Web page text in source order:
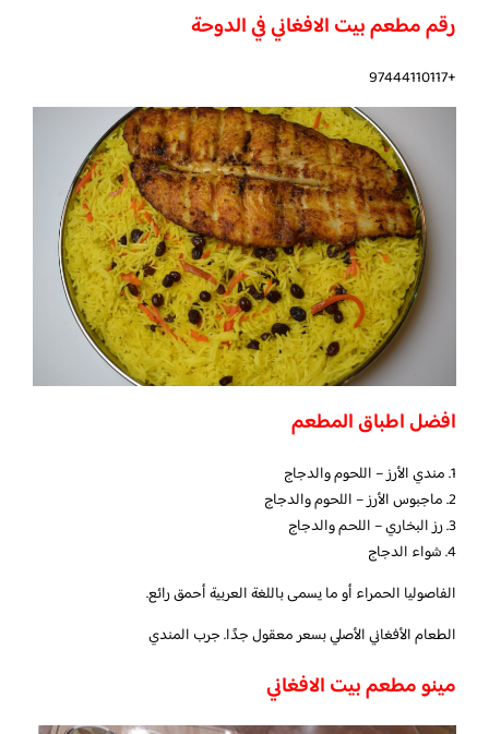
رقم مطعم بيت الافغاني في الدوحة
+97444110117
افضل اطباق المطعم
1. مندي الأرز – اللحوم والدجاج
2. ماجبوس الأرز – اللحوم والدجاج
3. رز البخاري – اللحم والدجاج
4. شواء الدجاج
الفاصوليا الحمراء أو ما يسمى باللغة العربية أحمق رائع.
الطعام الأفغاني الأصلي بسعر معقول جدًا. جرب المندي
مينو مطعم بيت الافغاني